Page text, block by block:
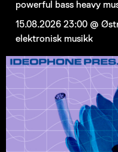
powerful bass heavy
15.08.2026 23:00 @
elektronisk musikk